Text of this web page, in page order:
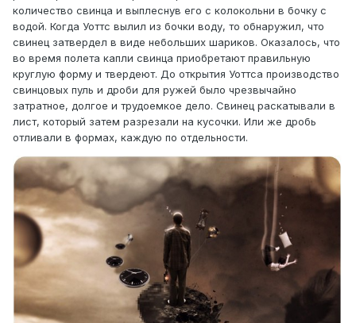
количество свинца и выплеснув его с колокольни в бочку с
водой. Когда Уоттс вылил из бочки воду, то обнаружил, что
свинец затвердел в виде небольших шариков. Оказалось, что
во время полета капли свинца приобретают правильную
круглую форму и твердеют. До открытия Уоттса производство
свинцовых пуль и дроби для ружей было чрезвычайно
затратное, долгое и трудоемкое дело. Свинец раскатывали в
лист, который затем разрезали на кусочки. Или же дробь
отливали в формах, каждую по отдельности.